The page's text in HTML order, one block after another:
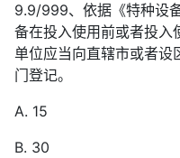
9.9/999、依据《特种设
备在投入使用前或者投入
单位应当向直辖市或者设
门登记。
A. 15
B. 30